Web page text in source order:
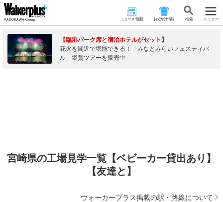
ニュース･連載 おでかけ情報 検 索 メニュー
【臨港パーク席と宿泊ホテルがセット】
花火を間近で堪能できる！「みなとみらいフェスティバ
ル」鑑賞ツアーを販売中
宮崎県の工場見学一覧【ベビーカー貸出あり】
【友達と】
ウォーカープラス掲載の駅・路線について